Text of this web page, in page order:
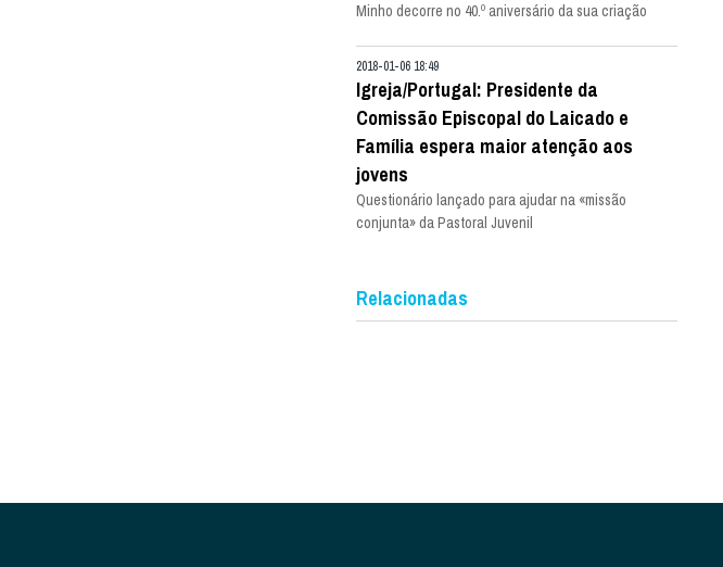
Minho decorre no 40.º aniversário da sua criação
2018-01-06 18:49
Igreja/Portugal: Presidente da
Comissão Episcopal do Laicado e
Família espera maior atenção aos
jovens
Questionário lançado para ajudar na «missão
conjunta» da Pastoral Juvenil
Relacionadas